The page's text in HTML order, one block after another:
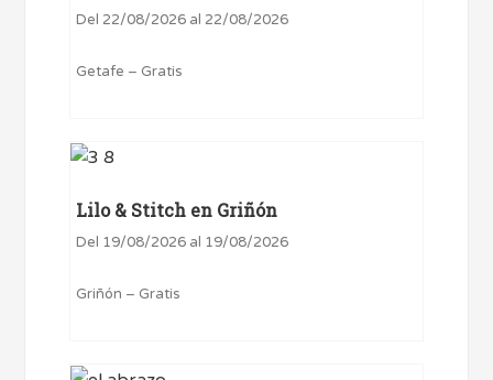
Del 22/08/2026 al 22/08/2026
Getafe – Gratis
Lilo & Stitch en Griñón
Del 19/08/2026 al 19/08/2026
Griñón – Gratis